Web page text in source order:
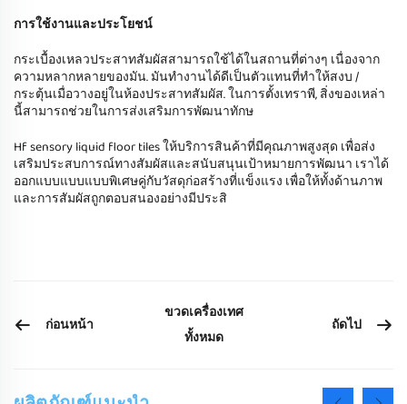
การใช้งานและประโยชน์
กระเบื้องเหลวประสาทสัมผัสสามารถใช้ได้ในสถานที่ต่างๆ เนื่องจาก
ความหลากหลายของมัน. มันทํางานได้ดีเป็นตัวแทนที่ทําให้สงบ /
กระตุ้นเมื่อวางอยู่ในห้องประสาทสัมผัส. ในการตั้งเทราพี, สิ่งของเหล่า
นี้สามารถช่วยในการส่งเสริมการพัฒนาทักษ
Hf sensory liquid floor tiles ให้บริการสินค้าที่มีคุณภาพสูงสุด เพื่อส่ง
เสริมประสบการณ์ทางสัมผัสและสนับสนุนเป้าหมายการพัฒนา เราได้
ออกแบบแบบแบบพิเศษคู่กับวัสดุก่อสร้างที่แข็งแรง เพื่อให้ทั้งด้านภาพ
และการสัมผัสถูกตอบสนองอย่างมีประสิ
ก่อนหน้า
ขวดเครื่องเทศ
ทั้งหมด
ถัดไป